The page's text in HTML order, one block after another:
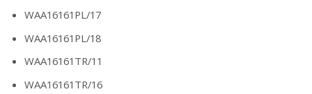
WAA16161PL/17
WAA16161PL/18
WAA16161TR/11
WAA16161TR/16